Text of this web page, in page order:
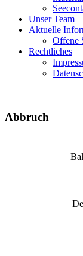
Unser Team
Aktuelle
Offene
Rechtliches
Abbruch